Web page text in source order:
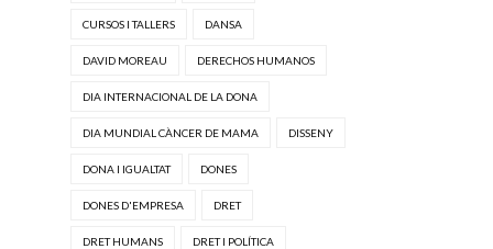
CURSOS I TALLERS DANSA
DAVID MOREAU DERECHOS HUMANOS
DIA INTERNACIONAL DE LA DONA
DIA MUNDIAL CÀNCER DE MAMA DISSENY
DONA I IGUALTAT DONES
DONES D'EMPRESA DRET
DRET HUMANS DRET I POLÍTICA